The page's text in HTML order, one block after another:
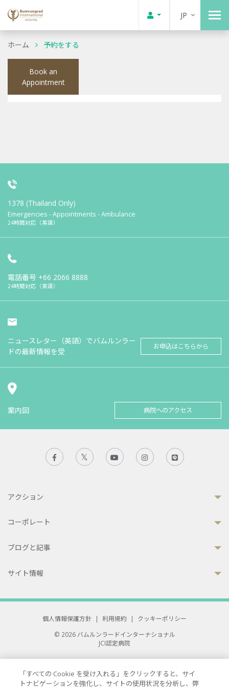
JP
ホーム 予約をする
Book an
Appointment
1378 (Thailand Only)
Emergencies - Appointments - Ambulance
24時間対応（英語）
電話番号 +66 2066 8888
24時間対応（英語）
ニュースレター（英語）でバムルンラー
ドの最新情報を受
お申込はこちらから
案内図 病院へのアクセス
アクション
コーポレート
ブログと記事
サイト情報
個人情報保護方針 | 利用規約 |
クッキーポリシー
© 2026 バムルンラードインターナショナル
JCI認定病院
All rights reserved.
「すべての Cookie を受け入れる」をクリックすると、サイ
トナビゲーションを強化し、サイトの使用状況を分析し、弊